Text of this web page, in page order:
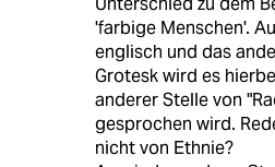
'farbige Menschen'.
englisch und das
Grotesk wird es
anderer Stelle von
gesprochen wird.
nicht von Ethnie?